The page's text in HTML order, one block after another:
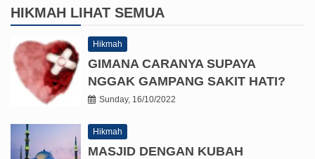
HIKMAH LIHAT SEMUA
Hikmah
GIMANA CARANYA SUPAYA
NGGAK GAMPANG SAKIT HATI?
Sunday, 16/10/2022
Hikmah
MASJID DENGAN KUBAH